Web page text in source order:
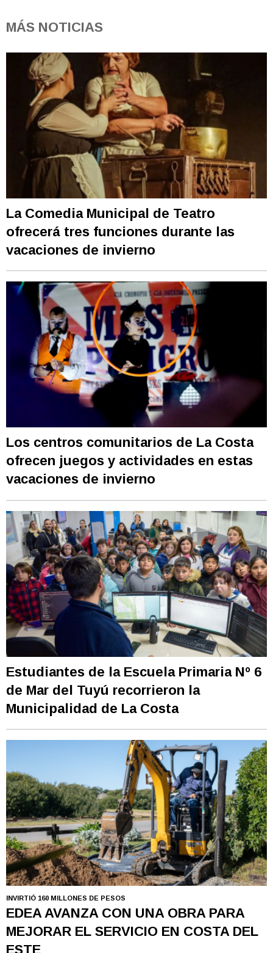
MÁS NOTICIAS
La Comedia Municipal de Teatro
ofrecerá tres funciones durante las
vacaciones de invierno
Los centros comunitarios de La Costa
ofrecen juegos y actividades en estas
vacaciones de invierno
Estudiantes de la Escuela Primaria Nº 6
de Mar del Tuyú recorrieron la
Municipalidad de La Costa
INVIRTIÓ 160 MILLONES DE PESOS
EDEA AVANZA CON UNA OBRA PARA
MEJORAR EL SERVICIO EN COSTA DEL
ESTE